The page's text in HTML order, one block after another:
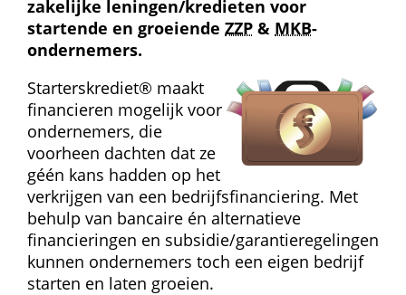
zakelijke leningen/kredieten voor
startende en groeiende ZZP & MKB-
ondernemers.
Starterskrediet® maakt
financieren mogelijk voor
ondernemers, die
voorheen dachten dat ze
géén kans hadden op het
verkrijgen van een bedrijfs­financiering. Met
behulp van bancaire én alternatieve
financieringen en subsidie/garantie­regelingen
kunnen ondernemers toch een eigen bedrijf
starten en laten groeien.